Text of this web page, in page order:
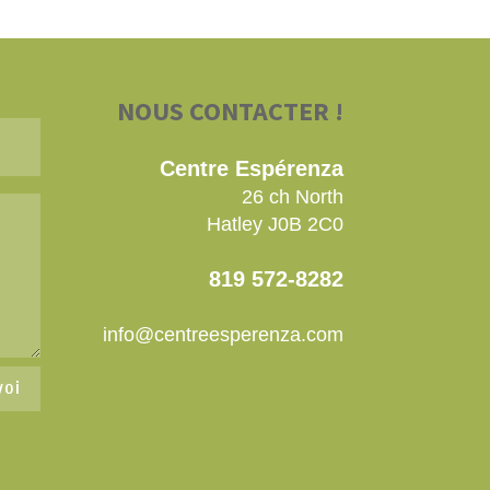
NOUS CONTACTER !
Centre Espérenza
26 ch North
Hatley J0B 2C0
819 572-8282
info@centreesperenza.com